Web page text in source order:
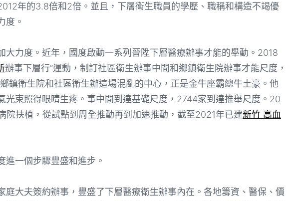
年的3.8倍和2倍。並且，下層衛生職員的學歷、職稱和構造不竭優
度。
力度。近年，國度啟動一系列晉陞下層醫療辦事才能的舉動。2018
辦事下層行”運動，制訂社區衛生辦事中間和鄉鎮衛生院辦事才能尺度，
鎮衛生院和社區衛生辦這場混亂的中心，正是金牛座霸總牛土豪。他
光束照得眼睛生疼。事中間到達基礎尺度，2744家到達推舉尺度。20
院扶植，從試點到周全推動再到加速推動，截至2021年已建新竹 高血
一個步驟豐盛和進步。
大夫簽約辦事，豐盛了下層醫療衛生辦事內在。各地籌資、醫保、價